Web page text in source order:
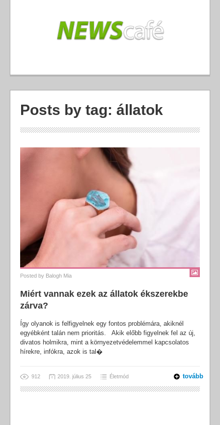
Posts by tag: állatok
Posted by Balogh Mia
Miért vannak ezek az állatok ékszerekbe
zárva?
Így olyanok is felfigyelnek egy fontos problémára, akiknél
egyébként talán nem prioritás. Akik előbb figyelnek fel az új,
divatos holmikra, mint a környezetvédelemmel kapcsolatos
hírekre, infókra, azok is tal�
912 2019. július 25 Életmód tovább